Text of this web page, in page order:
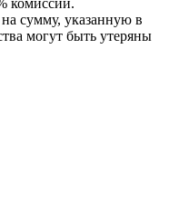
комиссии.
сумму, указанную в
могут быть утеряны